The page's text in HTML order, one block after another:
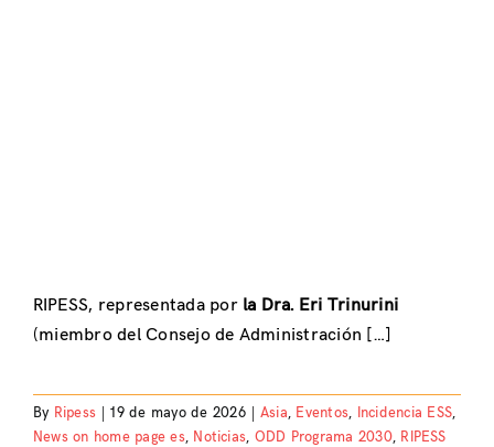
RIPESS, representada por la Dra. Eri Trinurini
(miembro del Consejo de Administración […]
By Ripess 19 de mayo de 2026 Asia, Eventos, Incidencia ESS,
News on home page es, Noticias, ODD Programa 2030, RIPESS